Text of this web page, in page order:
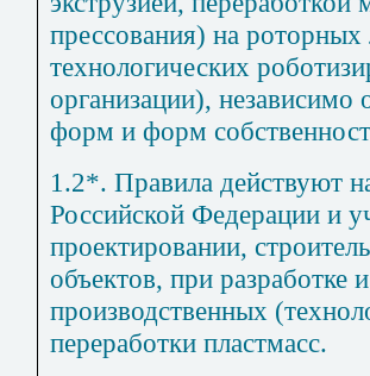
прессования) на
технологических
организации), независимо
форм и форм
1.2*. Правила действуют
Российской Федерации и
проектировании,
объектов, при разработке
производственных
переработки пластмасс.